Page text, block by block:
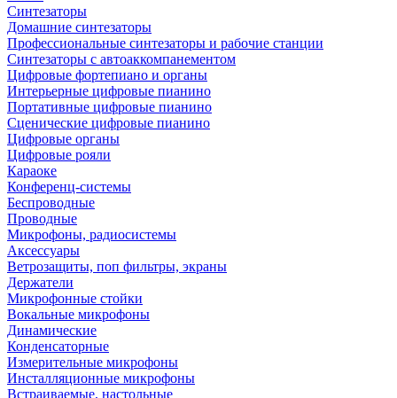
Синтезаторы
Домашние синтезаторы
Профессиональные синтезаторы и рабочие станции
Синтезаторы с автоаккомпанементом
Цифровые фортепиано и органы
Интерьерные цифровые пианино
Портативные цифровые пианино
Сценические цифровые пианино
Цифровые органы
Цифровые рояли
Караоке
Конференц-системы
Беспроводные
Проводные
Микрофоны, радиосистемы
Аксессуары
Ветрозащиты, поп фильтры, экраны
Держатели
Микрофонные стойки
Вокальные микрофоны
Динамические
Конденсаторные
Измерительные микрофоны
Инсталляционные микрофоны
Встраиваемые, настольные